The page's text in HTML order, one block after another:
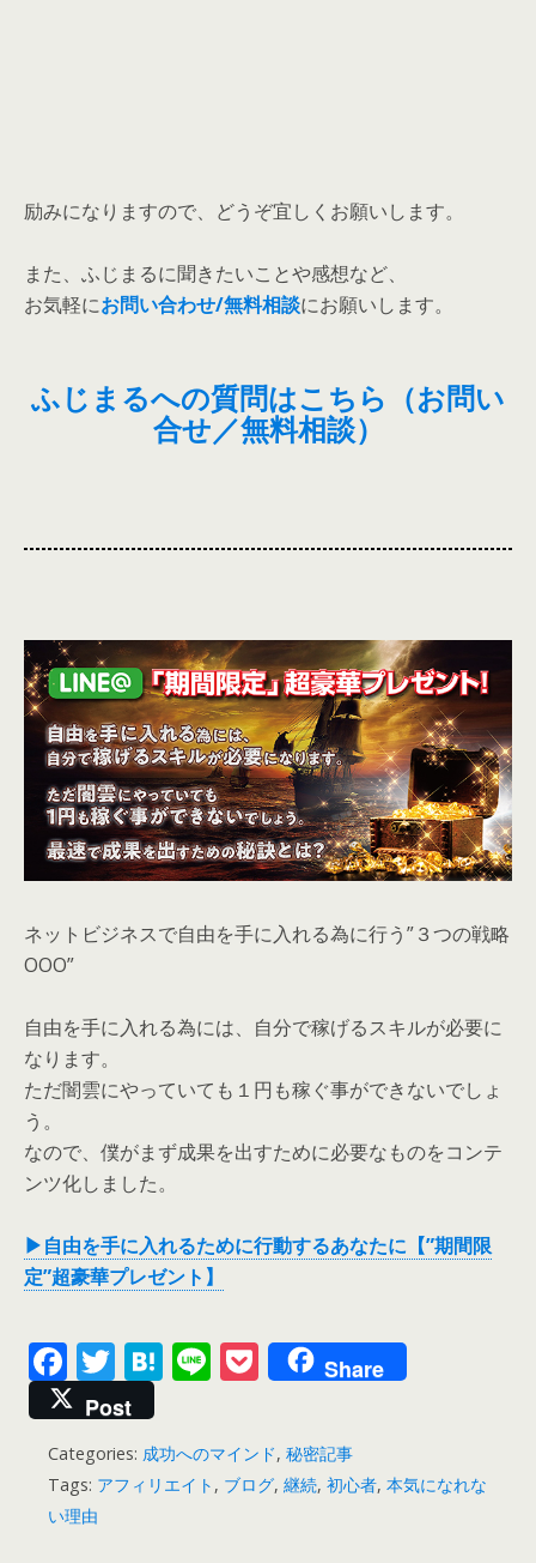
励みになりますので、どうぞ宜しくお願いします。
また、ふじまるに聞きたいことや感想など、
お気軽にお問い合わせ/無料相談にお願いします。
ふじまるへの質問はこちら（お問い
合せ／無料相談）
ネットビジネスで自由を手に入れる為に行う”３つの戦略
OOO”
自由を手に入れる為には、自分で稼げるスキルが必要に
なります。
ただ闇雲にやっていても１円も稼ぐ事ができないでしょ
う。
なので、僕がまず成果を出すために必要なものをコンテ
ンツ化しました。
▶自由を手に入れるために行動するあなたに【”期間限
定”超豪華プレゼント】
F
ac
e
b
o
T
w
itt
er
H
e
n
Li
e
P
ck
et
Share
Post
Categories: 成功へのマインド, 秘密記事
Tags: アフィリエイト , ブログ, 継続, 初心者, 本気になれな
い理由